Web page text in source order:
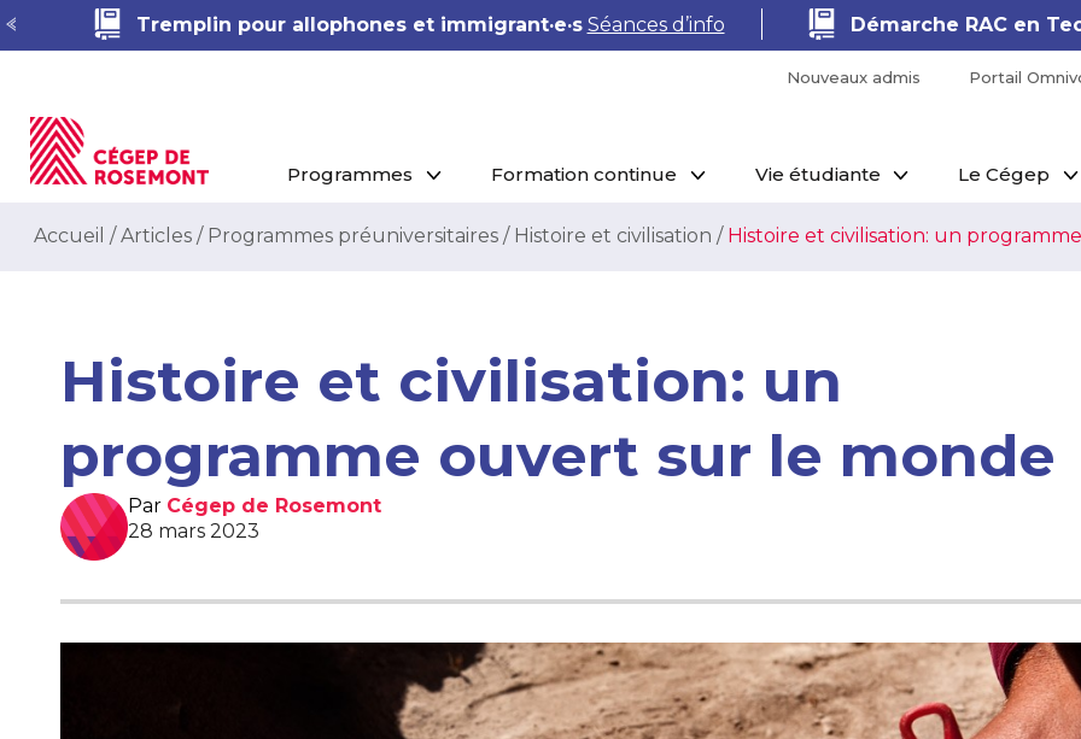
Tremplin pour allophones et immigrant·e·s Séances d’info Démarche RAC en
Nouveaux admis Portail
Programmes Formation continue Vie étudiante Le Cégep
Accueil /Articles / Programmes préuniversitaires / Histoire et civilisation / Histoire et civilisation: un
Histoire et civilisation: un
programme ouvert sur le monde
Par Cégep de Rosemont
28 mars 2023